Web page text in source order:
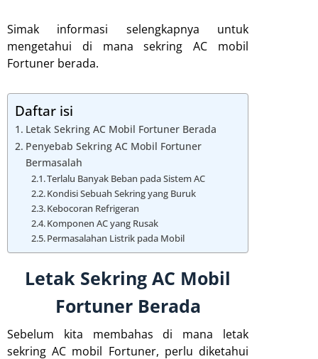
Simak informasi selengkapnya untuk
mengetahui di mana sekring AC mobil
Fortuner berada.
Daftar isi
Letak Sekring AC Mobil Fortuner Berada
Penyebab Sekring AC Mobil Fortuner
Bermasalah
Terlalu Banyak Beban pada Sistem AC
Kondisi Sebuah Sekring yang Buruk
Kebocoran Refrigeran
Komponen AC yang Rusak
Permasalahan Listrik pada Mobil
Letak Sekring AC Mobil
Fortuner Berada
Sebelum kita membahas di mana letak
sekring AC mobil Fortuner, perlu diketahui